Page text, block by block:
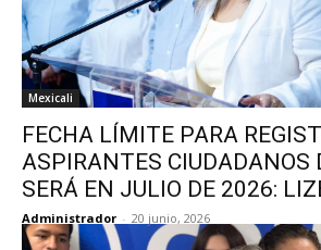
Mexicali
FECHA LÍMITE PARA
ASPIRANTES CIUDADANOS
SERÁ EN JULIO DE 2026:
Administrador - 20 junio, 2026